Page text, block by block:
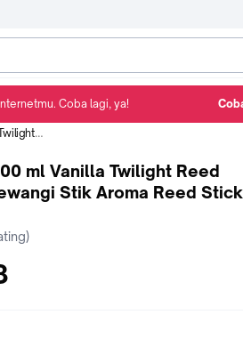
Stick Diffuser
ml Vanilla Twilight Reed
Stik Aroma Reed Stick
Coba lagi, ya!